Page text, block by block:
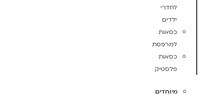
לחדרי
ילדים
כסאות
למרפסת
כסאות
פלסטיק
מיוחדים